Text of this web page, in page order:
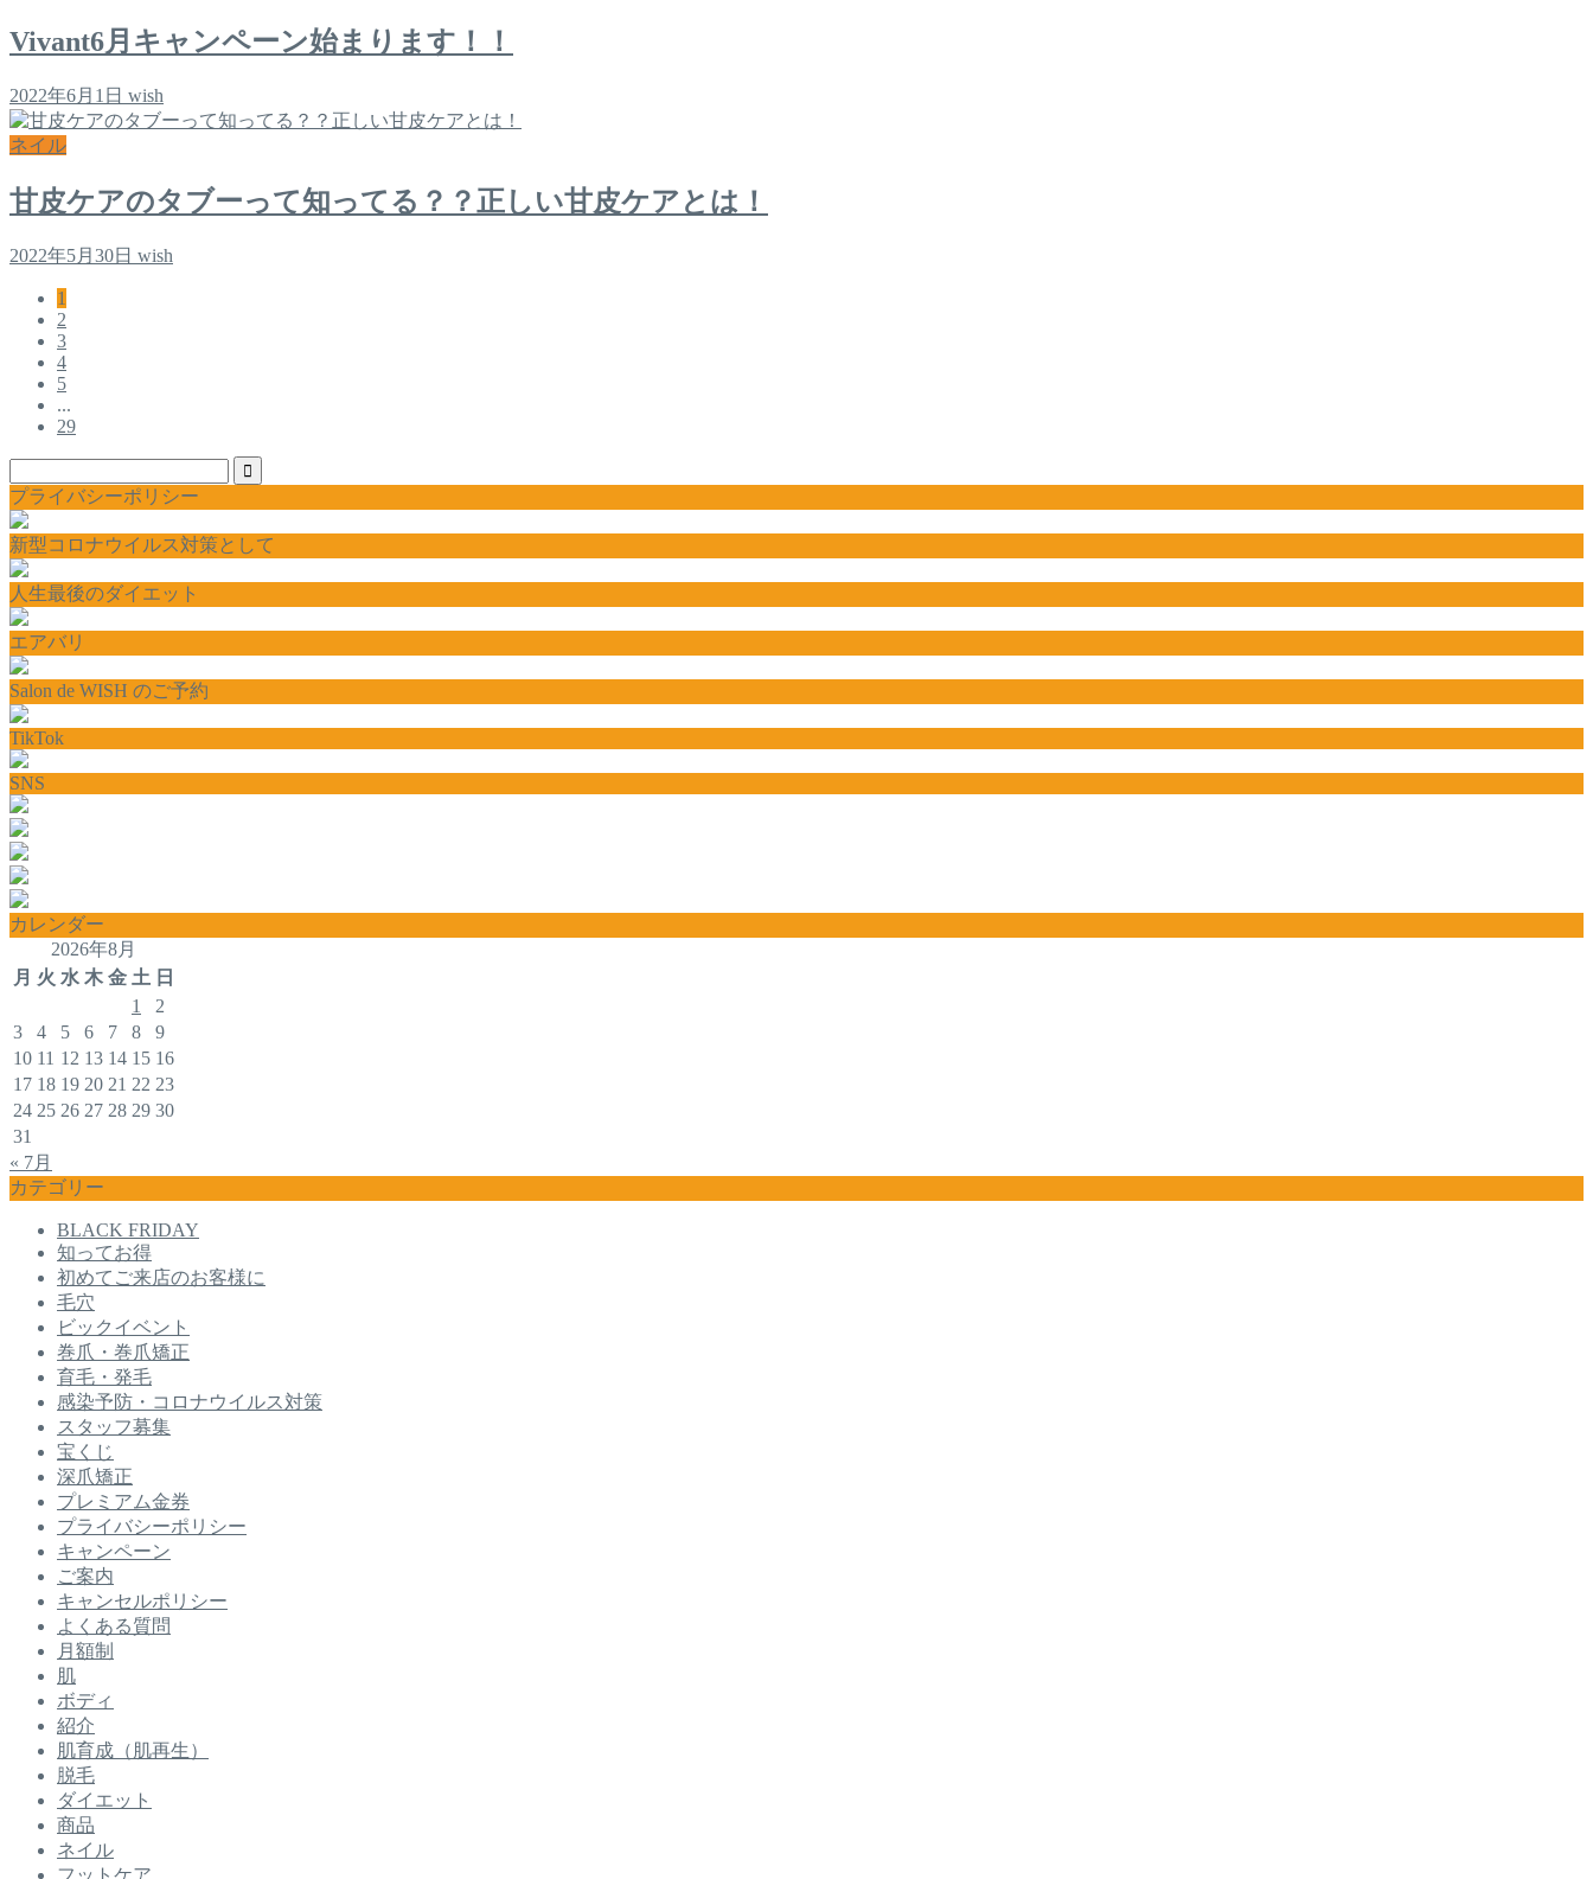
Vivant6月キャンペーン始まります！！
2022年6月1日 wish
ネイル
甘皮ケアのタブーって知ってる？？正しい甘皮ケアとは！
2022年5月30日 wish
1
2
3
4
5
...
29
プライバシーポリシー
新型コロナウイルス対策として
人生最後のダイエット
エアバリ
Salon de WISH のご予約
TikTok
SNS
カレンダー
2026年8月
月 火 水 木 金 土 日
1
2
3
4 5 6 7 8
9
10 11 12 13 14 15 16
17 18 19 20 21 22 23
24 25 26 27 28 29 30
31
« 7月
カテゴリー
BLACK FRIDAY
知ってお得
初めてご来店のお客様に
毛穴
ビックイベント
巻爪・巻爪矯正
育毛・発毛
感染予防・コロナウイルス対策
スタッフ募集
宝くじ
深爪矯正
プレミアム金券
プライバシーポリシー
キャンペーン
ご案内
キャンセルポリシー
よくある質問
月額制
肌
ボディ
紹介
肌育成（肌再生）
脱毛
ダイエット
商品
ネイル
フットケア